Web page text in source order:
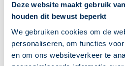
Deze website maakt gebruik
houden dit bewust beperkt
We gebruiken cookies om de
personaliseren, om functies
en om ons websiteverkeer te
Zakje korrels: lees hiervoor de
Kies vaste tijden waarop u een
Bijvoorbeeld 1 uur voor u gaat
lichaam tacrolimus het best op.
Drink geen grapefruitsap en